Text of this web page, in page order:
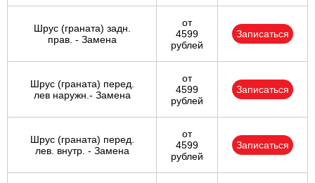
Шрус (граната) задн.
прав. - Замена
от
4599
рублей
Записаться
Шрус (граната) перед.
лев наружн.- Замена
от
4599
рублей
Записаться
Шрус (граната) перед.
лев. внутр. - Замена
от
4599
рублей
Записаться